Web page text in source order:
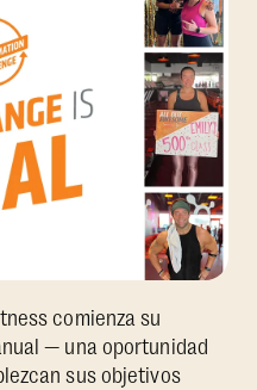
comienza su
— una oportunidad
sus objetivos